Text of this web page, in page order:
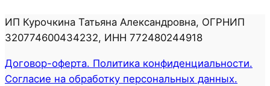
ИП Курочкина Татьяна Александровна, ОГРНИП
320774600434232, ИНН 772480244918
Договор-оферта. Политика конфиденциальности.
Согласие на обработку персональных данных.